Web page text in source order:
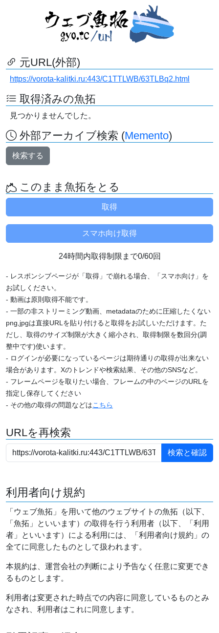
元URL(外部)
https://vorota-kalitki.ru:443/C1TTLWB/63TLBq2.html
取得済みの魚拓
見つかりませんでした。
外部アーカイブ検索 (Memento)
検索する
このまま魚拓をとる
24時間内取得制限まで0/60回
- レスポンシブページが「取得」で崩れる場合、「スマホ向け」を
お試しください。
- 動画は原則取得不能です。
- 一部の非ストリーミング動画、metadataのために圧縮したくない
png,jpgは直接URLを貼り付けると取得をお試しいただけます。た
だし、取得のサイズ制限が大きく縮小され、取得制限を数回分(調
整中です)使います。
- ログインが必要になっているページは期待通りの取得が出来ない
場合があります。Xのトレンドや検索結果、その他のSNSなど。
- フレームページを取りたい場合、フレームの中のページのURLを
指定し保存してください
- その他の取得の問題などはこちら
URLを再検索
利用者向け規約
「ウェブ魚拓」を用いて他のウェブサイトの魚拓（以下、
「魚拓」といいます）の取得を行う利用者（以下、「利用
者」といいます）による利用には、「利用者向け規約」の
全てに同意したものとして扱われます。
本規約は、運営会社の判断により予告なく任意に変更でき
るものとします。
利用者は変更された時点での内容に同意しているものとみ
なされ、利用者はこれに同意します。